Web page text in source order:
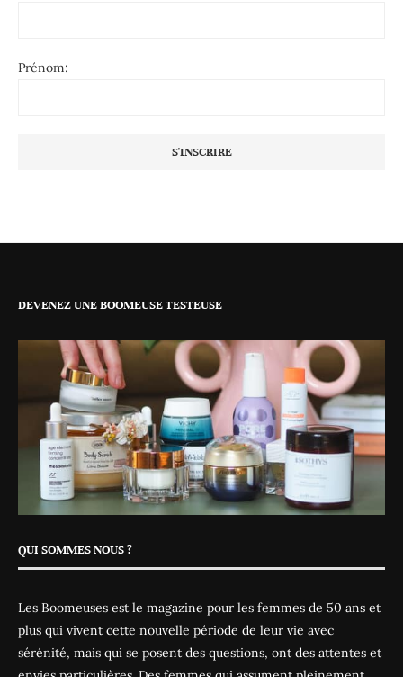
Prénom:
DEVENEZ UNE BOOMEUSE TESTEUSE
QUI SOMMES NOUS ?
Les Boomeuses est le magazine pour les femmes de 50 ans et
plus qui vivent cette nouvelle période de leur vie avec
sérénité, mais qui se posent des questions, ont des attentes et